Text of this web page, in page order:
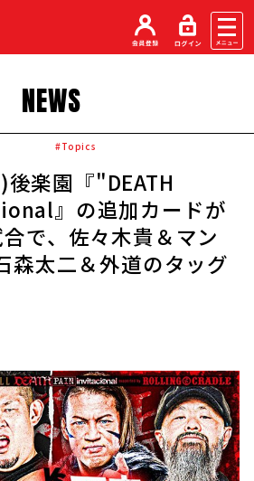
NEWS
#Topics
後楽園『"DEATH
』の追加カードが
で、佐々木貴＆マン
森太二＆外道のタッグ